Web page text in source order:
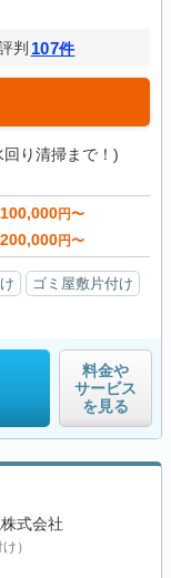
判 107件
り清掃まで！)
100,000円〜
200,000円〜
ゴミ屋敷片付け
料金や
サービス
を見る
式会社
）